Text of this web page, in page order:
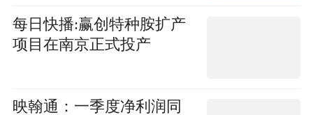
每日快播:赢创特种胺扩产
项目在南京正式投产
映翰通：一季度净利润同